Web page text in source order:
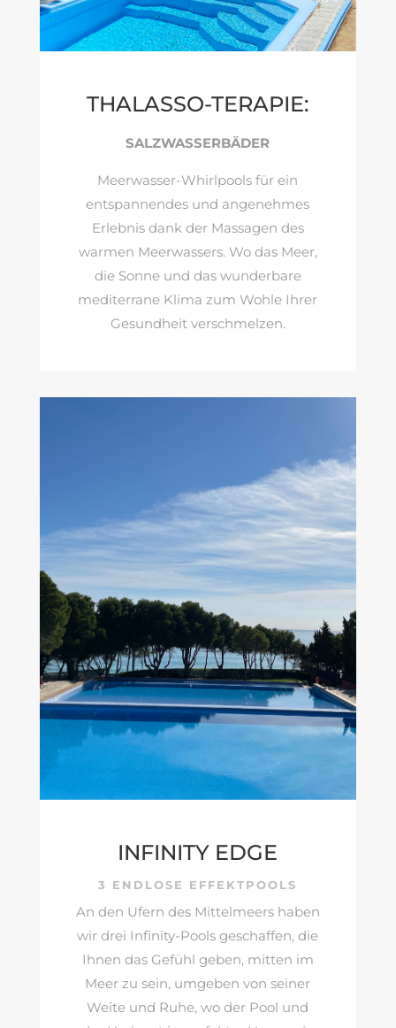
THALASSO-TERAPIE:
SALZWASSERBÄDER
Meerwasser-Whirlpools für ein
entspannendes und angenehmes
Erlebnis dank der Massagen des
warmen Meerwassers. Wo das Meer,
die Sonne und das wunderbare
mediterrane Klima zum Wohle Ihrer
Gesundheit verschmelzen.
INFINITY EDGE
3 ENDLOSE EFFEKTPOOLS
An den Ufern des Mittelmeers haben
wir drei Infinity-Pools geschaffen, die
Ihnen das Gefühl geben, mitten im
Meer zu sein, umgeben von seiner
Weite und Ruhe, wo der Pool und